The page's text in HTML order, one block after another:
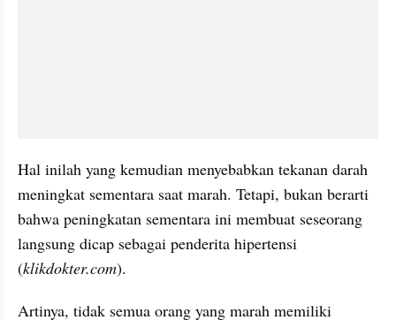
Hal inilah yang kemudian menyebabkan tekanan darah
meningkat sementara saat marah. Tetapi, bukan berarti
bahwa peningkatan sementara ini membuat seseorang
langsung dicap sebagai penderita hipertensi
(klikdokter.com).
Artinya, tidak semua orang yang marah memiliki